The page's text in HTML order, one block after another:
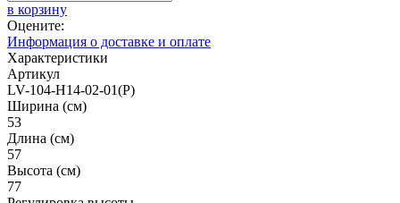
в корзину
Оцените:
Информация о доставке и оплате
Характеристики
Артикул
LV-104-H14-02-01(P)
Ширина (см)
53
Длина (см)
57
Высота (см)
77